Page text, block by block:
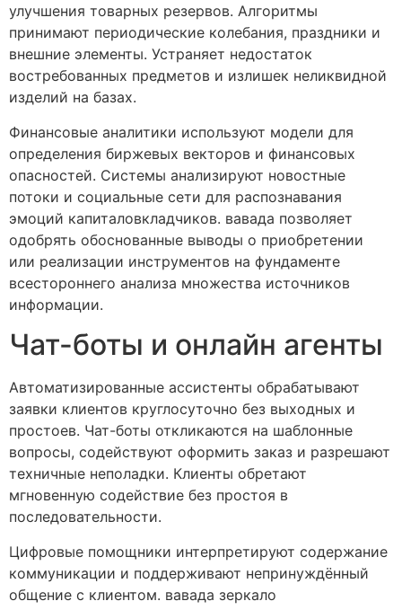
улучшения товарных резервов. Алгоритмы
принимают периодические колебания, праздники и
внешние элементы. Устраняет недостаток
востребованных предметов и излишек неликвидной
изделий на базах.
Финансовые аналитики используют модели для
определения биржевых векторов и финансовых
опасностей. Системы анализируют новостные
потоки и социальные сети для распознавания
эмоций капиталовкладчиков. вавада позволяет
одобрять обоснованные выводы о приобретении
или реализации инструментов на фундаменте
всестороннего анализа множества источников
информации.
Чат-боты и онлайн агенты
Автоматизированные ассистенты обрабатывают
заявки клиентов круглосуточно без выходных и
простоев. Чат-боты откликаются на шаблонные
вопросы, содействуют оформить заказ и разрешают
техничные неполадки. Клиенты обретают
мгновенную содействие без простоя в
последовательности.
Цифровые помощники интерпретируют содержание
коммуникации и поддерживают непринуждённый
общение с клиентом. вавада зеркало